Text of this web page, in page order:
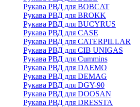
Рукава РВД для BOBCAT
Рукава РВД для BROKK
Рукава РВД для BUCYRUS
Рукава РВД для CASE
Рукава РВД для CATERPILLAR
Рукава РВД для CIB UNIGAS
Рукава РВД для Cummins
Рукава РВД для DAEMO
Рукава РВД для DEMAG
Рукава РВД для DGY-90
Рукава РВД для DOOSAN
Рукава РВД для DRESSTA